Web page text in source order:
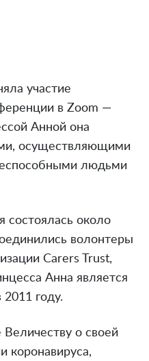
участие
в Zoom —
Анной она
осуществляющими
людьми
состоялась около
волонтеры
Carers Trust,
Анна является
году.
о своей
коронавируса,